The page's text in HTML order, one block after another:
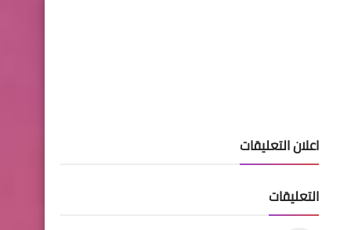
مصرف الرافدين يوضح عن
نافذة التقديم على السلفاعلان التعليقات
التعليقات